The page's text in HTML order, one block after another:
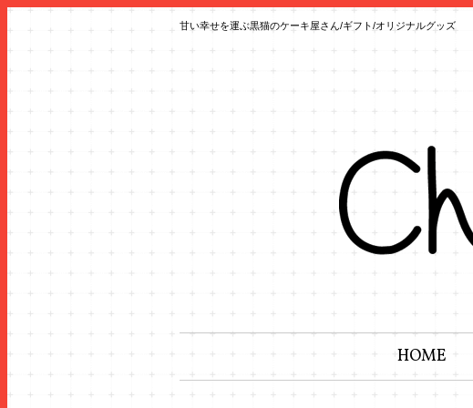
甘い幸せを運ぶ黒猫のケーキ屋さん/ギフト/オリジナルグッズ
HOME